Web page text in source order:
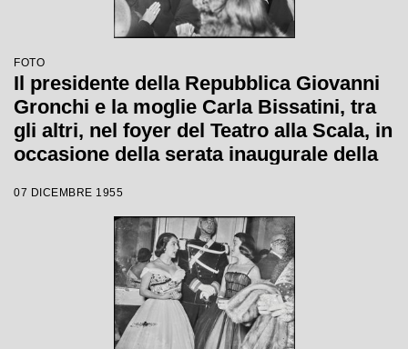
FOTO
Il presidente della Repubblica Giovanni
Gronchi e la moglie Carla Bissatini, tra
gli altri, nel foyer del Teatro alla Scala, in
occasione della serata inaugurale della
"Norma" di Vincenzo Bellini, diretta da
Antonino Votto, con la regia di
Margherita Wallmann
07 DICEMBRE 1955